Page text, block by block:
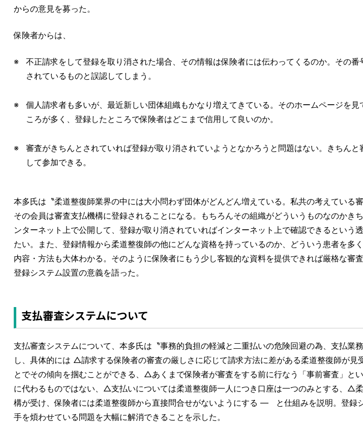
からの意見を募った。
保険者からは、
不正請求をして登録を取り消された場合、その情報は保険者には伝わってくるのか。その
されているものと誤認してしまう。
個人請求者も多いが、最近新しい団体組織もかなり増えてきている。そのホームページを
ころが多く、登録したところで保険者はどこまで信用して良いのか。
審査がきちんとされていれば登録が取り消されていようとなかろうと問題はない。きちん
して参加できる。
本多氏は〝柔道整復師業界の中には大小問わず団体がどんどん増えている。私共の考えている
その会員は審査支払機構に登録されることになる。もちろんその組織がどういうものなのかき
ンターネット上で公開して、登録が取り消されていればインターネット上で確認できるという
たい。また、登録情報から柔道整復師の他にどんな資格を持っているのか、どういう患者を多
内容・方法も大体わかる。そのように保険者にもう少し客観的な資料を提供できれば厳格な審
登録システム設置の意義を語った。
支払審査システムについて
支払審査システムについて、本多氏は〝事務的負担の軽減と二重払いの危険回避の為、支払業
し、具体的には △請求する保険者の審査の厳しさに応じて請求方法に差がある柔道整復師が見
とでその傾向を掴むことができる、△あくまで保険者が審査をする前に行なう「事前審査」と
に代わるものではない、△支払いについては柔道整復師一人につき口座は一つのみとする、△
構が受け、保険者には柔道整復師から直接問合せがないようにする ― と仕組みを説明。登録
手を煩わせている問題を大幅に解消できることを示した。